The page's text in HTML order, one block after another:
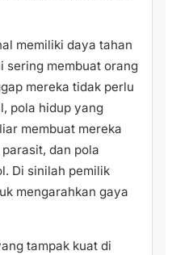
memiliki daya tahan
sering membuat orang
mereka tidak perlu
pola hidup yang
membuat mereka
dan pola
Di sinilah pemilik
mengarahkan gaya
tampak kuat di